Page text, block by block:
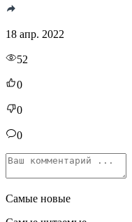
18 апр. 2022
52
0
0
0
Самые новые